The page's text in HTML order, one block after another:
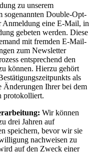
zu unserem
sogenannten Double-Opt-
Anmeldung eine E-Mail, in
gebeten werden. Diese
mit fremden E-Mail-
zum Newsletter
entsprechend den
können. Hierzu gehört
als
Änderungen Ihrer bei dem
protokolliert.
Wir können
drei Jahren auf
speichern, bevor wir sie
nachweisen zu
auf den Zweck einer